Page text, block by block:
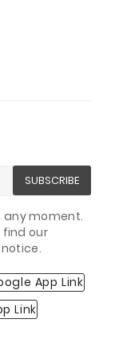
SUBSCRIBE
any moment.
find our